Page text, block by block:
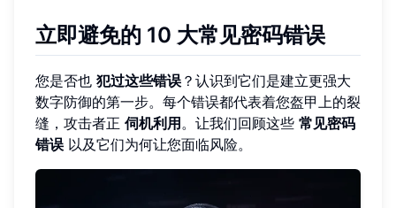
立即避免的 10 大常见密码错误
您是否也 犯过这些错误 ？认识到它们是建立更强大
数字防御的第一步。每个错误都代表着您盔甲上的裂
缝，攻击者正 伺机利用。让我们回顾这些 常见密码
错误 以及它们为何让您面临风险。